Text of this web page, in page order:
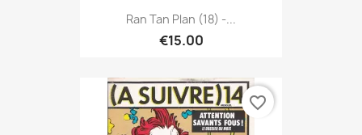
Ran Tan Plan (18) -...
€15.00
favorite_border